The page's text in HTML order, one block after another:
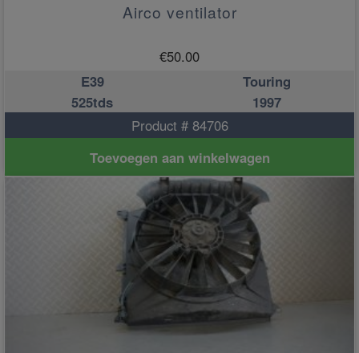
Airco ventilator
€50.00
E39
Touring
525tds
1997
Product # 84706
Toevoegen aan winkelwagen